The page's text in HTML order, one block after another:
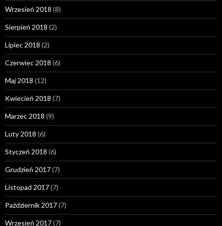
Wrzesień 2018 (8)
Sierpień 2018 (2)
Lipiec 2018 (2)
Czerwiec 2018 (6)
Maj 2018 (12)
Kwiecień 2018 (7)
Marzec 2018 (9)
Luty 2018 (6)
Styczeń 2018 (6)
Grudzień 2017(7)
Listopad 2017(7)
Październik 2017(7)
Wrzesień 2017(7)